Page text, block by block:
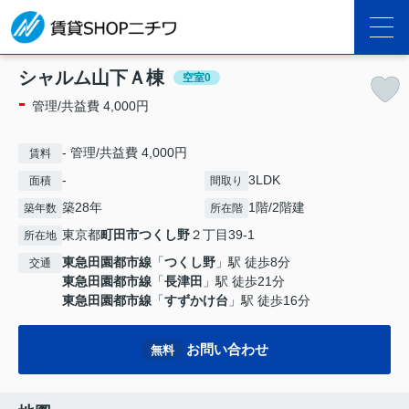
シャルム山下Ａ棟 空室0
- 管理/共益費 4,000円
賃料 - 管理/共益費 4,000円
面積 - 間取り 3LDK
築年数 築28年 所在階 1階/2階建
所在地 東京都町田市つくし野２丁目39-1
交通 東急田園都市線 「つくし野 」駅 徒歩8分
東急田園都市線 「長津田 」駅 徒歩21分
東急田園都市線 「すずかけ台 」駅 徒歩16分
無料 お問い合わせ